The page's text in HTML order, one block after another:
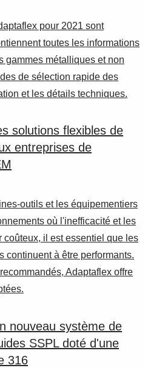
pour 2021 sont
toutes les informations
gammes métalliques et non
de sélection rapide des
et les détails techniques.
solutions flexibles de
entreprises de
outils et les équipementiers
où l'inefficacité et les
coûteux, il est essentiel que les
continuent à être performants.
Adaptaflex offre
nouveau système de
SSPL doté d'une
316